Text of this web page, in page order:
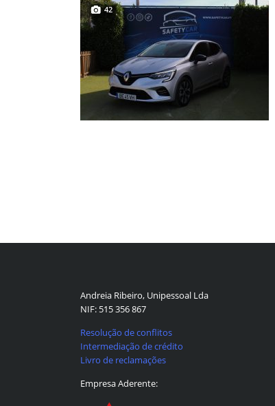
42
Andreia Ribeiro, Unipessoal Lda
NIF: 515 356 867
Resolução de conflitos
Intermediação de crédito
Livro de reclamações
Empresa Aderente: